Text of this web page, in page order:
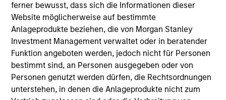
ferner bewusst, dass sich die Informationen dieser
Website möglicherweise auf bestimmte
Anlageprodukte beziehen, die von Morgan Stanley
Investment Management verwaltet oder in beratender
Funktion angeboten werden, jedoch nicht für Personen
bestimmt sind, an Personen ausgegeben oder von
Personen genutzt werden dürfen, die Rechtsordnungen
unterstehen, in denen die Anlageprodukte nicht zum
implementing trades for various equity funds in
accordance with instructions provided by portfolio
managers, acting as a liaison between the equity
department, operations and the trading desk, and
supporting the team in generating cash, dividend,
tax and holdings reports. He joined Eaton Vance in
2014. Morgan Stanley acquired Eaton Vance in
March 2021. Lee began his career in the investment